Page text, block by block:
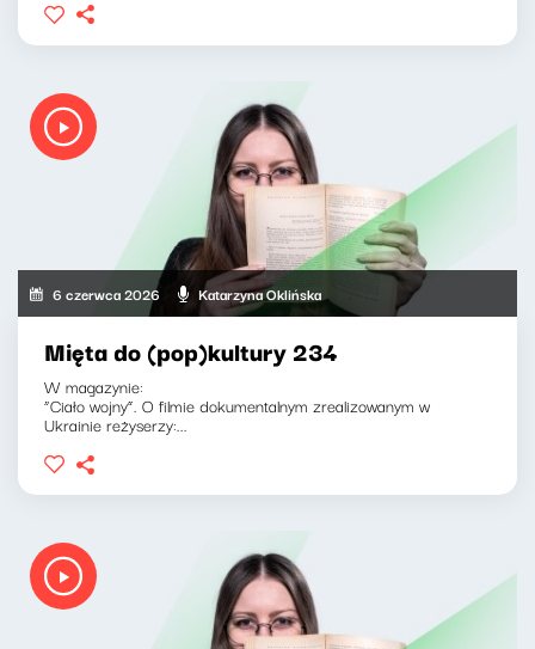
6 czerwca 2026 Katarzyna Oklińska
Mięta do (pop)kultury 234
W magazynie:
“Ciało wojny”. O filmie dokumentalnym zrealizowanym w
Ukrainie reżyserzy:...